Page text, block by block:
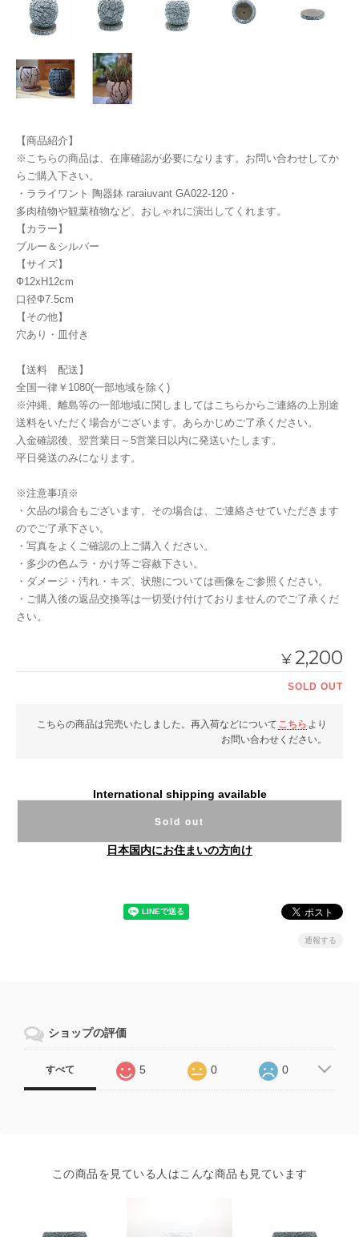
【商品紹介】
※こちらの商品は、在庫確認が必要になります。お問い合わせしてか
らご購入下さい。
・ラライワント 陶器鉢 raraiuvant GA022-120・
多肉植物や観葉植物など、おしゃれに演出してくれます。
【カラー】
ブルー＆シルバー
【サイズ】
Ф12xH12cm
口径Ф7.5cm
【その他】
穴あり・皿付き
【送料 配送】
全国一律￥1080(一部地域を除く)
※沖縄、離島等の一部地域に関しましてはこちらからご連絡の上別途
送料をいただく場合がございます。あらかじめご了承ください。
入金確認後、翌営業日～5営業日以内に発送いたします。
平日発送のみになります。
※注意事項※
・欠品の場合もございます。その場合は、ご連絡させていただきます
のでご了承下さい。
・写真をよくご確認の上ご購入ください。
・多少の色ムラ・かけ等ご容赦下さい。
・ダメージ・汚れ・キズ、状態については画像をご参照ください。
・ご購入後の返品交換等は一切受け付けておりませんのでご了承くだ
さい。
¥2,200
SOLD OUT
こちらの商品は完売いたしました。再入荷などについて こちら より
お問い合わせください。
International shipping available
Sold out
日本国内にお住まいの方向け
通報する
ショップの評価
すべて 5 0 0
この商品を見ている人はこんな商品も見ています